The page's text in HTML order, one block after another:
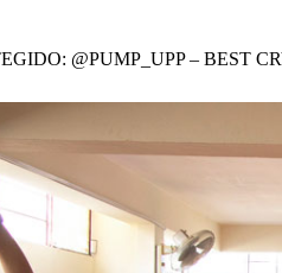
@PUMP_UPP – BEST